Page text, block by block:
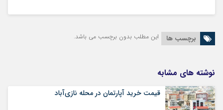
برچسب ها این مطلب بدون برچسب می باشد.
نوشته های مشابه
قیمت خرید آپارتمان در محله نازی‌آباد